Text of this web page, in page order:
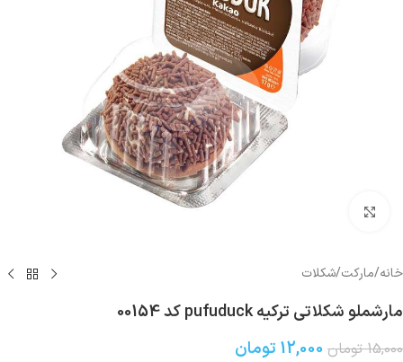
خانه/مارکت/شکلات
مارشملو شکلاتی ترکیه pufuduck کد 00154
15,000 تومان 12,000 تومان